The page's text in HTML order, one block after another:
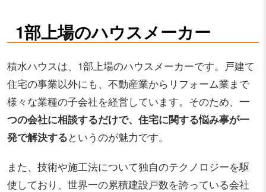
1部上場のハウスメーカー
積水ハウスは、1部上場のハウスメーカーです。戸建て
住宅の事業以外にも、不動産業からリフォーム業まで
様々な業種の子会社を経営しています。そのため、 一
つの会社に相談するだけで、住宅に関する悩み事が一
発で解決するというのが魅力です。
また、技術や施工法について独自のテクノロジーを駆
使しており、世界一の累積建設戸数を誇っている会社